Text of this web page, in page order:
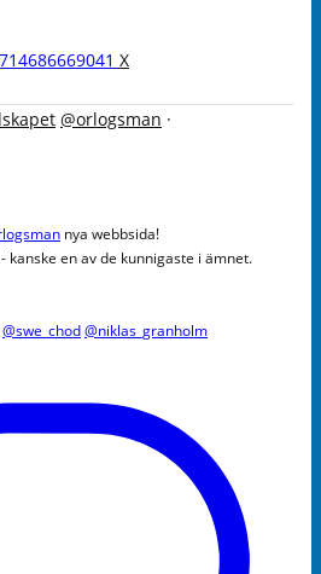
X
@orlogsman ·
nya webbsida!
kanske en av de kunnigaste i ämnet.
@swe_chod@niklas_granholm